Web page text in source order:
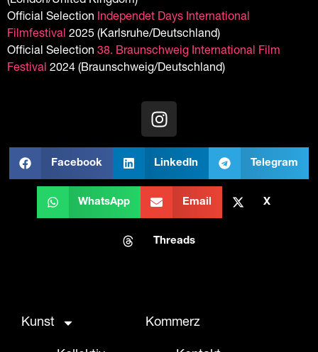
Official Selection Independet Days International
Filmfestival 2025 (Karlsruhe/Deutschland)
Official Selection 38. Braunschweig International Film
Festival 2024 (Braunschweig/Deutschland)
Facebook LinkedIn Telegram
WhatsApp Email X
Threads
Kunst Kommerz